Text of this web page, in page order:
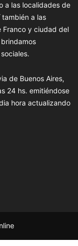
a las localidades de
a las
Franco y ciudad del
de Buenos Aires,
24 hs. emitiéndose
hora actualizando